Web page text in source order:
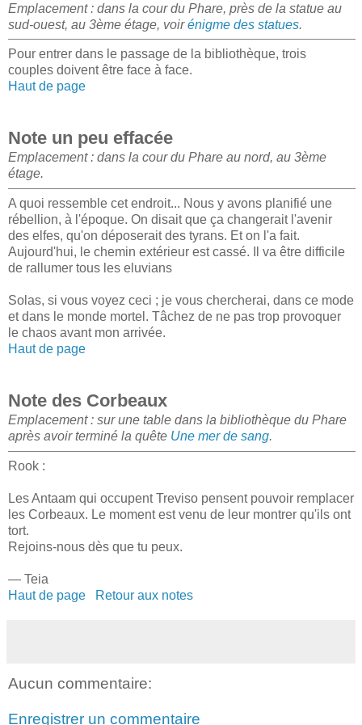
Emplacement : dans la cour du Phare, près de la statue au
sud-ouest, au 3ème étage, voirénigme des statues.
Pour entrer dans le passage de la bibliothèque, trois
couples doivent être face à face.
Haut de page
Note un peu effacée
Emplacement : dans la cour du Phare au nord, au 3ème
étage.
A quoi ressemble cet endroit... Nous y avons planifié une
rébellion, à l'époque. On disait que ça changerait l'avenir
des elfes, qu'on déposerait des tyrans. Et on l'a fait.
Aujourd'hui, le chemin extérieur est cassé. Il va être difficile
de rallumer tous les eluvians
Solas, si vous voyez ceci ; je vous chercherai, dans ce mode
et dans le monde mortel. Tâchez de ne pas trop provoquer
le chaos avant mon arrivée.
Haut de page
Note des Corbeaux
Emplacement : sur une table dans la bibliothèque du Phare
après avoir terminé la quête Une mer de sang.
Rook :
Les Antaam qui occupent Treviso pensent pouvoir remplacer
les Corbeaux. Le moment est venu de leur montrer qu'ils ont
tort.
Rejoins-nous dès que tu peux.
— Teia
Haut de page
Retour aux notes
Aucun commentaire:
Enregistrer un commentaire